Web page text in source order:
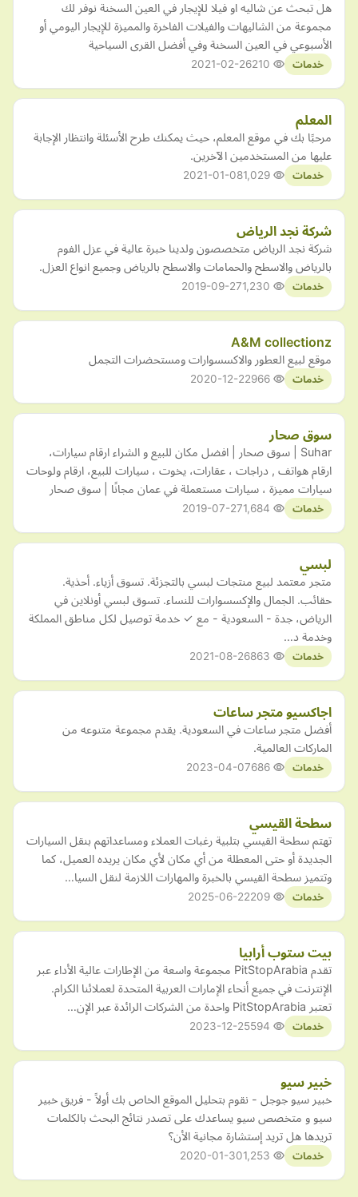
هل تبحث عن شاليه او فيلا للإيجار في العين السخنة نوفر لك
مجموعة من الشاليهات والفيلات الفاخرة والمميزة للإيجار اليومي أو
الأسبوعي في العين السخنة وفي أفضل القرى السياحية
خدمات 2021-02-26
المعلم
مرحبًا بك في موقع المعلم، حيث يمكنك طرح الأسئلة وانتظار الإجابة
عليها من المستخدمين الآخرين.
خدمات 2021-01-08
شركة نجد الرياض
شركة نجد الرياض متخصصون ولدينا خبرة عالية في عزل الفوم
بالرياض والاسطح والحمامات والاسطح بالرياض وجميع انواع العزل.
خدمات 2019-09-27
A&M collectionz
موقع لبيع العطور والاكسسوارات ومستحضرات التجمل
خدمات 2020-12-22
سوق صحار
Suhar | سوق صحار | افضل مكان للبيع و الشراء ارقام سيارات،
ارقام هواتف , دراجات ، عقارات، يخوت ، سيارات للبيع، ارقام ولوحات
سيارات مميزة ، سيارات مستعملة في عمان مجانًا | سوق صحار
خدمات 2019-07-27
لبسي
متجر معتمد لبيع منتجات لبسي بالتجزئة. تسوق أزياء. أحذية.
حقائب. الجمال والإكسسوارات للنساء. تسوق لبسي أونلاين في
الرياض، جدة - السعودية - مع ✓ خدمة توصيل لكل مناطق المملكة
وخدمة د…
خدمات 2021-08-26
اجاكسيو متجر ساعات
أفضل متجر ساعات في السعودية. يقدم مجموعة متنوعه من
الماركات العالمية.
خدمات 2023-04-07
سطحة القيسي
تهتم سطحة القيسي بتلبية رغبات العملاء ومساعداتهم بنقل السيارات
الجديدة أو حتى المعطلة من أي مكان لأي مكان يريده العميل، كما
وتتميز سطحة القيسي بالخبرة والمهارات اللازمة لنقل السيا…
خدمات 2025-06-22
بيت ستوب أرابيا
تقدم PitStopArabia مجموعة واسعة من الإطارات عالية الأداء عبر
الإنترنت في جميع أنحاء الإمارات العربية المتحدة لعملائنا الكرام.
تعتبر PitStopArabia واحدة من الشركات الرائدة عبر الإن…
خدمات 2023-12-25
خبير سيو
خبير سيو جوجل - نقوم بتحليل الموقع الخاص بك أولاً - فريق خبير
سيو و متخصص سيو يساعدك على تصدر نتائج البحث بالكلمات
تريدها هل تريد إستشارة مجانية الأن؟
خدمات 2020-01-30